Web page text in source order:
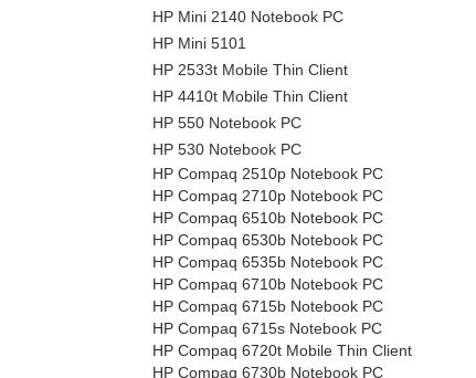
HP Mini 2140 Notebook PC
HP Mini 5101
HP 2533t Mobile Thin Client
HP 4410t Mobile Thin Client
HP 550 Notebook PC
HP 530 Notebook PC
HP Compaq 2510p Notebook PC
HP Compaq 2710p Notebook PC
HP Compaq 6510b Notebook PC
HP Compaq 6530b Notebook PC
HP Compaq 6535b Notebook PC
HP Compaq 6710b Notebook PC
HP Compaq 6715b Notebook PC
HP Compaq 6715s Notebook PC
HP Compaq 6720t Mobile Thin Client
HP Compaq 6730b Notebook PC